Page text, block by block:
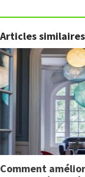
Articles similaires
Comment